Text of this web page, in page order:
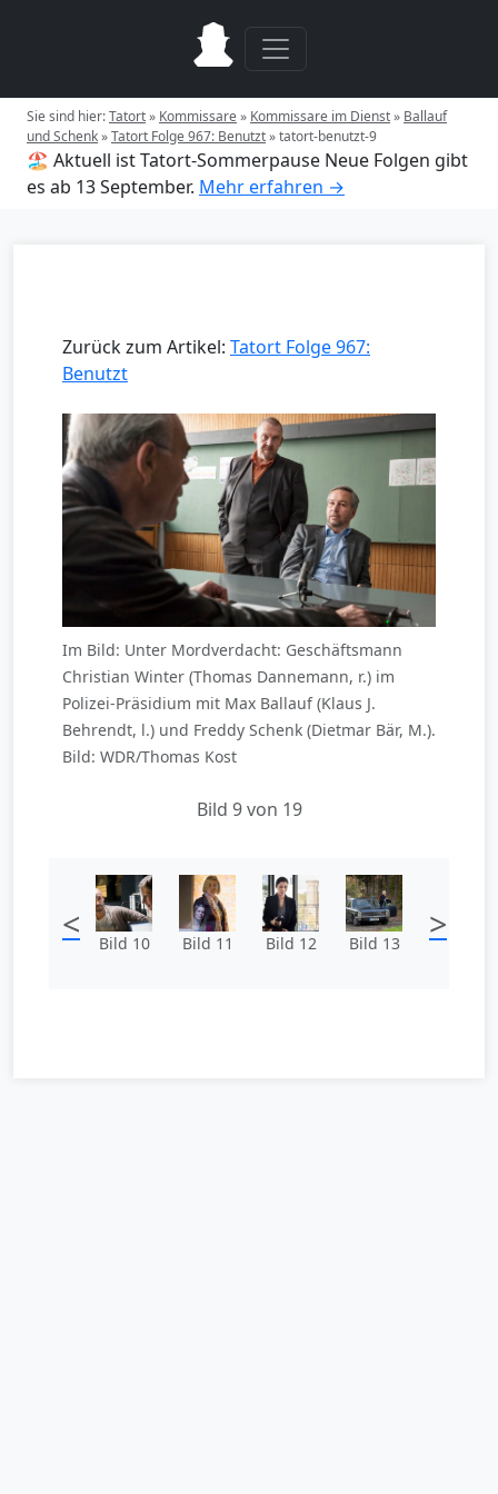
Sie sind hier:Tatort» Kommissare» Kommissare im Dienst» Ballauf
und Schenk»Tatort Folge 967: Benutzt»tatort-benutzt-9
🏖️ Aktuell ist Tatort-Sommerpause Neue Folgen gibt
es ab 13 September. Mehr erfahren →
Zurück zum Artikel: Tatort Folge 967:
Benutzt
Im Bild: Unter Mordverdacht: Geschäftsmann
Christian Winter (Thomas Dannemann, r.) im
Polizei-Präsidium mit Max Ballauf (Klaus J.
Behrendt, l.) und Freddy Schenk (Dietmar Bär, M.).
Bild: WDR/Thomas Kost
Bild 9 von 19
< Bild 10 Bild 11 Bild 12 Bild 13 >